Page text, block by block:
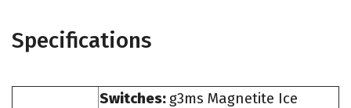
Specifications
Switches: g3ms Magnetite Ice